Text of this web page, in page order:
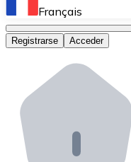
Bitnovo OTC
Bitnovo ATM
Integra un ATM
Bitnovo API
Integra nuestra
Français
Registrarse Acceder